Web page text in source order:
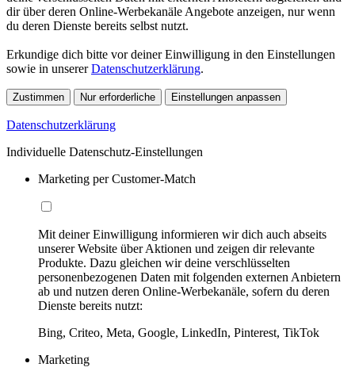
dir über deren Online-Werbekanäle Angebote anzeigen, nur wenn
du deren Dienste bereits selbst nutzt.
Erkundige dich bitte vor deiner Einwilligung in den Einstellungen
sowie in unsererDatenschutzerklärung.
Zustimmen Nur erforderliche Einstellungen anpassen
Datenschutzerklärung
Individuelle Datenschutz-Einstellungen
Marketing per Customer-Match
Mit deiner Einwilligung informieren wir dich auch abseits
unserer Website über Aktionen und zeigen dir relevante
Produkte. Dazu gleichen wir deine verschlüsselten
personenbezogenen Daten mit folgenden externen Anbietern
ab und nutzen deren Online-Werbekanäle, sofern du deren
Dienste bereits nutzt:
Bing, Criteo, Meta, Google, LinkedIn, Pinterest, TikTok
Marketing